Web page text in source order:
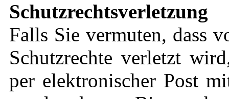
Schutzrechtsverletzung
Falls Sie vermuten, dass
Schutzrechte verletzt
per elektronischer Post